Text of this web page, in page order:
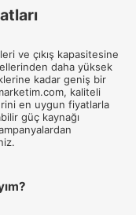
ve çıkış kapasitesine
daha yüksek
kadar geniş bir
kaliteli
en uygun fiyatlarla
güç kaynağı